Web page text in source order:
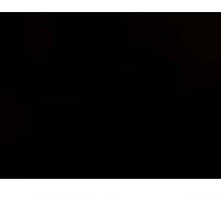
FacebookLinkedInTwitter